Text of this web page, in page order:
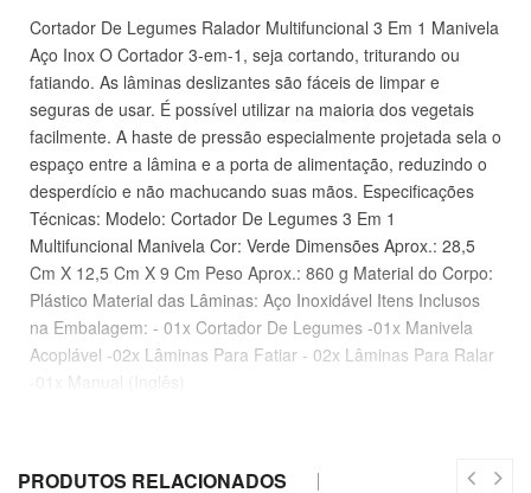
Cortador De Legumes Ralador Multifuncional 3 Em 1 Manivela
Aço Inox O Cortador 3-em-1, seja cortando, triturando ou
fatiando. As lâminas deslizantes são fáceis de limpar e
seguras de usar. É possível utilizar na maioria dos vegetais
facilmente. A haste de pressão especialmente projetada sela o
espaço entre a lâmina e a porta de alimentação, reduzindo o
desperdício e não machucando suas mãos. Especificações
Técnicas: Modelo: Cortador De Legumes 3 Em 1
Multifuncional Manivela Cor: Verde Dimensões Aprox.: 28,5
Cm X 12,5 Cm X 9 Cm Peso Aprox.: 860 g Material do Corpo:
Plástico Material das Lâminas: Aço Inoxidável Itens Inclusos
na Embalagem: - 01x Cortador De Legumes -01x Manivela
Acoplável -02x Lâminas Para Fatiar - 02x Lâminas Para Ralar
-01x Manual (Inglês)
PRODUTOS RELACIONADOS